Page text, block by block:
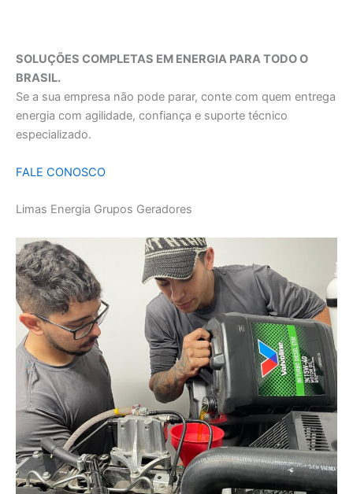
SOLUÇÕES COMPLETAS EM ENERGIA PARA TODO O
BRASIL.
Se a sua empresa não pode parar, conte com quem entrega
energia com agilidade, confiança e suporte técnico
especializado.
FALE CONOSCO
Limas Energia Grupos Geradores